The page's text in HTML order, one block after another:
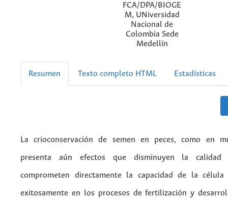
FCA/DPA/BIOGE
M, UNiversidad
Nacional de
Colombia Sede
Medellín
Resumen Texto completo HTML Estadísticas
La crioconservación de semen en peces, como en
presenta aún efectos que disminuyen la calidad
comprometen directamente la capacidad de la célula
exitosamente en los procesos de fertilización y